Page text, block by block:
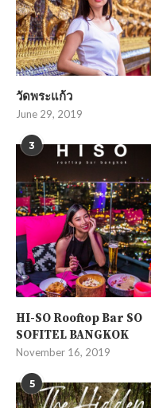
วัดพระแก้ว
June 29, 2019
3
HI-SO Rooftop Bar SO
SOFITEL BANGKOK
November 16, 2019
5